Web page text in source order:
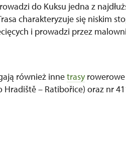
do Kuksu jedna z
charakteryzuje się niskim
i prowadzi przez
również innetrasyrowerowe
Hradiště – Ratibořice) oraz nr